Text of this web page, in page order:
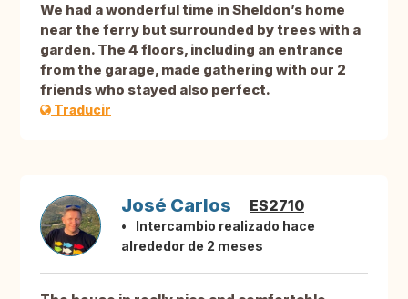
We had a wonderful time in Sheldon’s home
near the ferry but surrounded by trees with a
garden. The 4 floors, including an entrance
from the garage, made gathering with our 2
friends who stayed also perfect.
Traducir
José Carlos ES2710
Intercambio realizado hace
alrededor de 2 meses